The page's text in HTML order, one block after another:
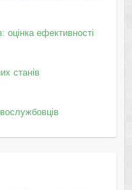
ефективності
станів